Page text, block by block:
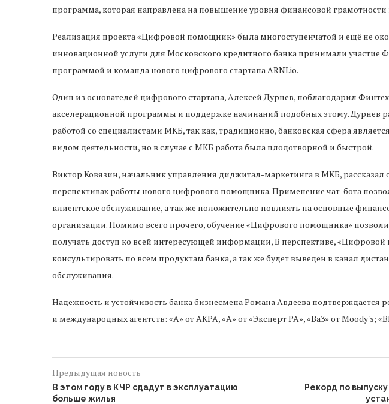
программа, которая направлена на повышение уровня финансовой грамотности
Реализация проекта «Цифровой помощник» была многоступенчатой и ещё не
инновационной услуги для Московского кредитного банка принимали участие
программой и команда нового цифрового стартапа ARNI.io.
Один из основателей цифрового стартапа, Алексей Дурнев, поблагодарил
акселерационной программы и поддержке начинаний подобных этому. Дурнев
работой со специалистами МКБ, так как, традиционно, банковская сфера
видом деятельности, но в случае с МКБ работа была плодотворной и быстрой.
Виктор Ковязин, начальник управления диджитал-маркетинга в МКБ, рассказал
перспективах работы нового цифрового помощника. Применение чат-бота
клиентское обслуживание, а так же положительно повлиять на основные
организации. Помимо всего прочего, обучение «Цифрового помощника»
получать доступ ко всей интересующей информации, В перспективе,
консультировать по всем продуктам банка, а так же будет выведен в канал
обслуживания.
Надежность и устойчивость банка бизнесмена Романа Авдеева подтверждается
и международных агентств: «А» от АКРА, «А» от «Эксперт РА», «Ba3» от Moody's;
Предыдущая новость
В этом году в КЧР сдадут в эксплуатацию
больше жилья
Рекорд по